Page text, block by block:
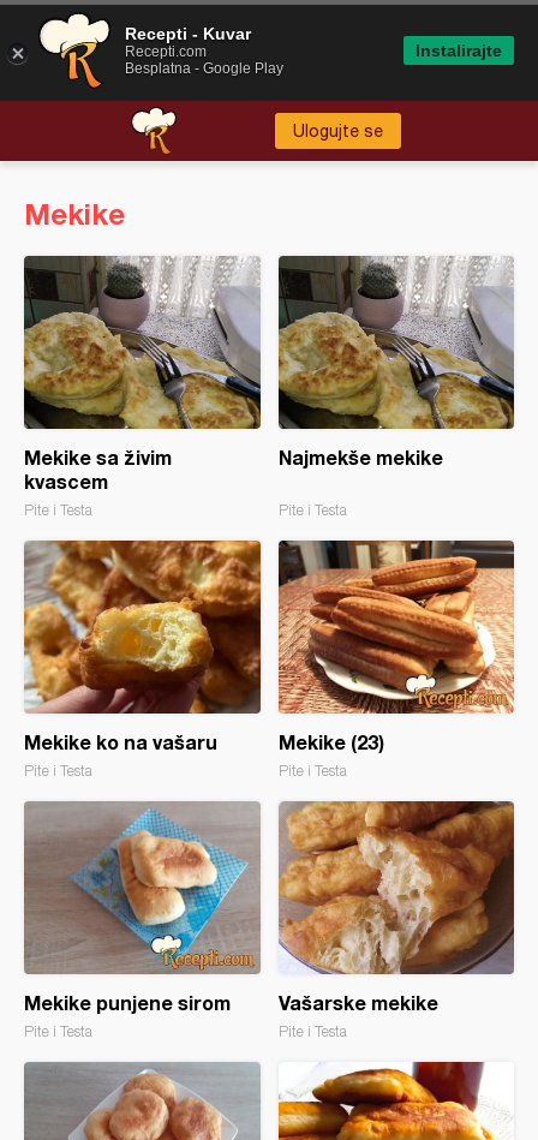
Ulogujte se
Mekike
Mekike sa živim
kvascem
Pite i Testa
Najmekše mekike
Pite i Testa
Mekike ko na vašaru
Pite i Testa
Mekike (23)
Pite i Testa
Mekike punjene sirom
Pite i Testa
Vašarske mekike
Pite i Testa
Recepti - Kuvar
Recepti.com
Besplatna - Google Play
Instalirajte